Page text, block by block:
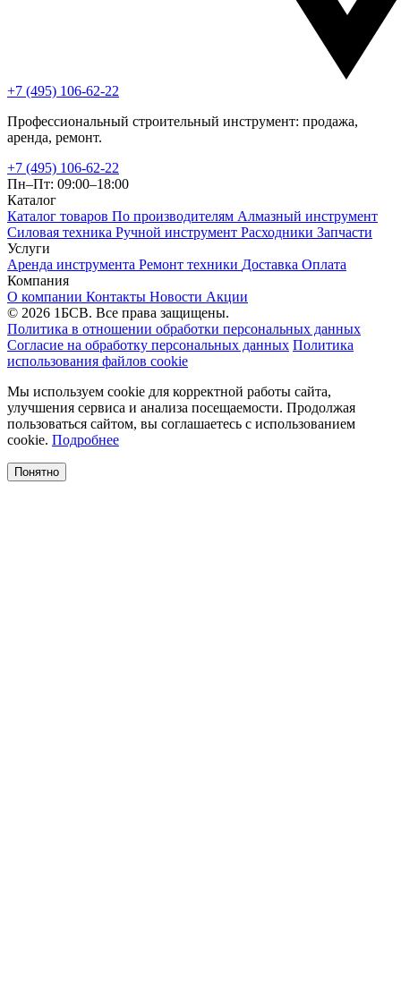
+7 (495) 106-62-22
Профессиональный строительный инструмент: продажа,
аренда, ремонт.
+7 (495) 106-62-22
Пн–Пт: 09:00–18:00
Каталог
Каталог товаров По производителям Алмазный инструмент
Силовая техника Ручной инструмент Расходники Запчасти
Услуги
Аренда инструмента Ремонт техники Доставка Оплата
Компания
О компании Контакты Новости Акции
© 2026 1БСВ. Все права защищены.
Политика в отношении обработки персональных данных
Согласие на обработку персональных данных Политика
использования файлов cookie
Мы используем cookie для корректной работы сайта,
улучшения сервиса и анализа посещаемости. Продолжая
пользоваться сайтом, вы соглашаетесь с использованием
cookie. Подробнее
Понятно